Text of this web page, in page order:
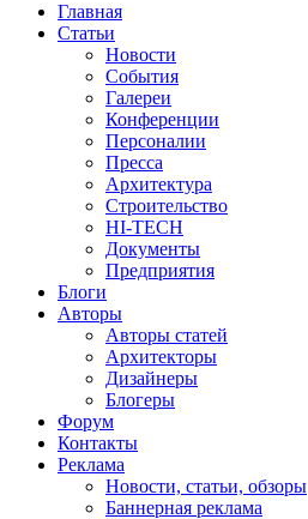
Главная
Статьи
Новости
События
Галереи
Конференции
Персоналии
Пресса
Архитектура
Строительство
HI-TECH
Документы
Предприятия
Блоги
Авторы
Авторы статей
Архитекторы
Дизайнеры
Блогеры
Форум
Контакты
Реклама
Новости, статьи, обзоры
Баннерная реклама